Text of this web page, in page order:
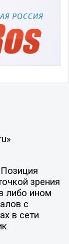
зрения
либо ином
с
в сети